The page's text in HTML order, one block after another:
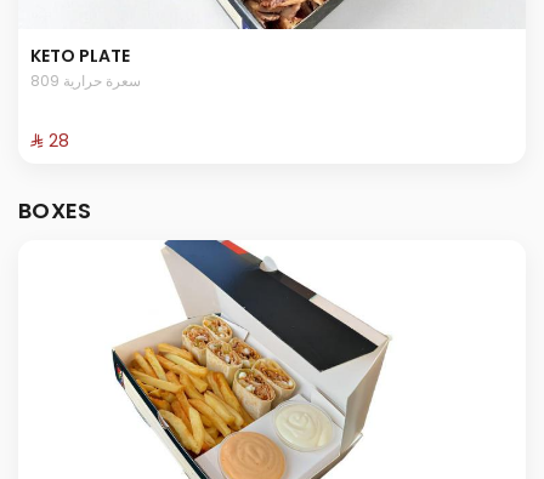
KETO PLATE
809 سعرة حرارية
⁨⁦‪‬ 28⁩
BOXES